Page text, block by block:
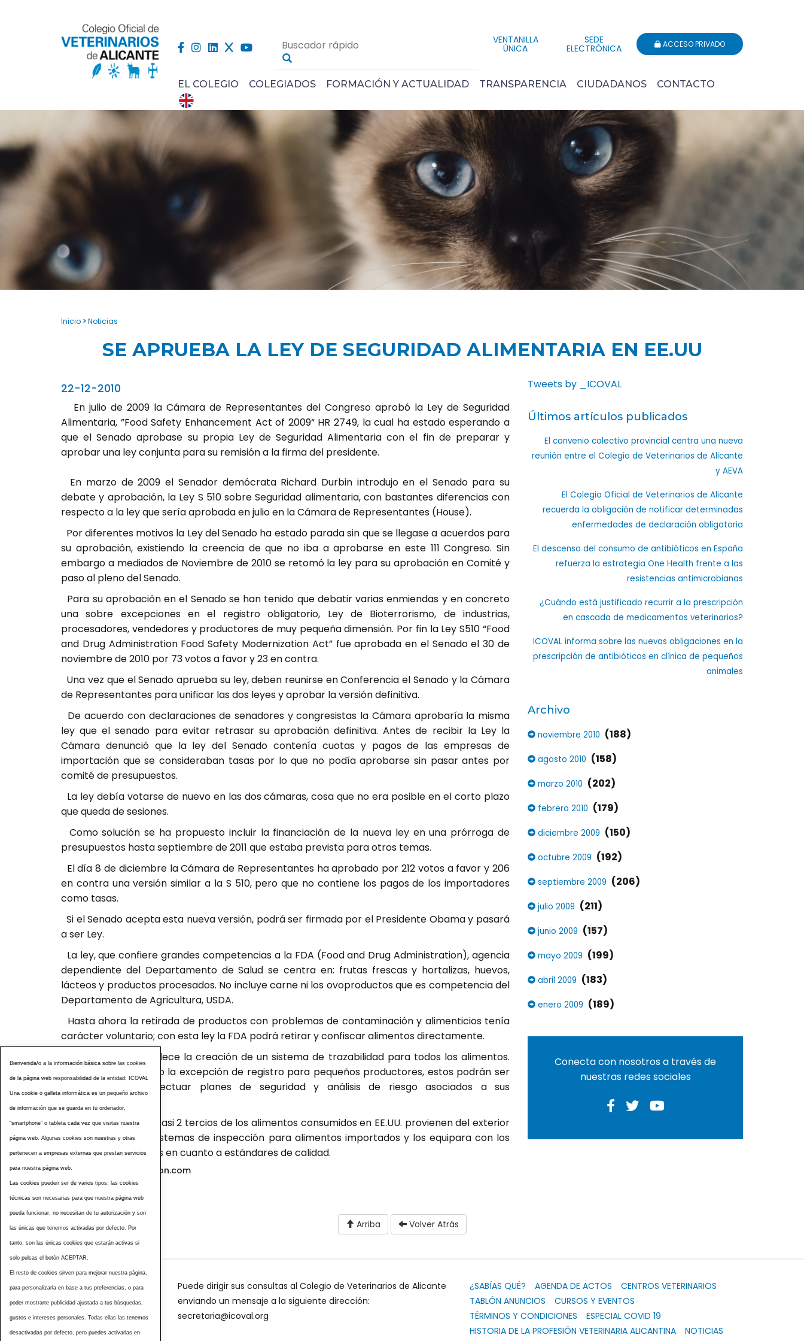
VENTANILLA
ÚNICA
SEDE
ELECTRÓNICA ACCESO PRIVADO
EL COLEGIO COLEGIADOS FORMACIÓN Y ACTUALIDAD TRANSPARENCIA CIUDADANOS CONTACTO
Inicio > Noticias
SE APRUEBA LA LEY DE SEGURIDAD ALIMENTARIA EN EE.UU
22-12-2010
En julio de 2009 la Cámara de Representantes del Congreso aprobó la Ley de Seguridad
Alimentaria, ”Food Safety Enhancement Act of 2009“ HR 2749, la cual ha estado esperando a
que el Senado aprobase su propia Ley de Seguridad Alimentaria con el fin de preparar y
aprobar una ley conjunta para su remisión a la firma del presidente.
En marzo de 2009 el Senador demócrata Richard Durbin introdujo en el Senado para su
debate y aprobación, la Ley S 510 sobre Seguridad alimentaria, con bastantes diferencias con
respecto a la ley que sería aprobada en julio en la Cámara de Representantes (House).
Por diferentes motivos la Ley del Senado ha estado parada sin que se llegase a acuerdos para
su aprobación, existiendo la creencia de que no iba a aprobarse en este 111 Congreso. Sin
embargo a mediados de Noviembre de 2010 se retomó la ley para su aprobación en Comité y
paso al pleno del Senado.
Para su aprobación en el Senado se han tenido que debatir varias enmiendas y en concreto
una sobre excepciones en el registro obligatorio, Ley de Bioterrorismo, de industrias,
procesadores, vendedores y productores de muy pequeña dimensión. Por fin la Ley S510 “Food
and Drug Administration Food Safety Modernization Act” fue aprobada en el Senado el 30 de
noviembre de 2010 por 73 votos a favor y 23 en contra.
Una vez que el Senado aprueba su ley, deben reunirse en Conferencia el Senado y la Cámara
de Representantes para unificar las dos leyes y aprobar la versión definitiva.
De acuerdo con declaraciones de senadores y congresistas la Cámara aprobaría la misma
ley que el senado para evitar retrasar su aprobación definitiva. Antes de recibir la Ley la
Cámara denunció que la ley del Senado contenía cuotas y pagos de las empresas de
importación que se consideraban tasas por lo que no podía aprobarse sin pasar antes por
comité de presupuestos.
La ley debía votarse de nuevo en las dos cámaras, cosa que no era posible en el corto plazo
que queda de sesiones.
Como solución se ha propuesto incluir la financiación de la nueva ley en una prórroga de
presupuestos hasta septiembre de 2011 que estaba prevista para otros temas.
El día 8 de diciembre la Cámara de Representantes ha aprobado por 212 votos a favor y 206
en contra una versión similar a la S 510, pero que no contiene los pagos de los importadores
como tasas.
Si el Senado acepta esta nueva versión, podrá ser firmada por el Presidente Obama y pasará
a ser Ley.
La ley, que confiere grandes competencias a la FDA (Food and Drug Administration), agencia
dependiente del Departamento de Salud se centra en: frutas frescas y hortalizas, huevos,
lácteos y productos procesados. No incluye carne ni los ovoproductos que es competencia del
Departamento de Agricultura, USDA.
Hasta ahora la retirada de productos con problemas de contaminación y alimenticios tenía
carácter voluntario; con esta ley la FDA podrá retirar y confiscar alimentos directamente.
La nueva ley establece la creación de un sistema de trazabilidad para todos los alimentos.
Aunque se ha incluido la excepción de registro para pequeños productores, estos podrán ser
requeridos para efectuar planes de seguridad y análisis de riesgo asociados a sus
Considerando que casi 2 tercios de los alimentos consumidos en EE.UU. provienen del exterior
la Ley refuerza los sistemas de inspección para alimentos importados y los equipara con los
productos nacionales en cuanto a estándares de calidad.
Fuente: agroinformacion.com
Tweets by _ICOVAL
Últimos artículos publicados
El convenio colectivo provincial centra una nueva
reunión entre el Colegio de Veterinarios de Alicante
y AEVA
El Colegio Oficial de Veterinarios de Alicante
recuerda la obligación de notificar determinadas
enfermedades de declaración obligatoria
El descenso del consumo de antibióticos en España
refuerza la estrategia One Health frente a las
resistencias antimicrobianas
¿Cuándo está justificado recurrir a la prescripción
en cascada de medicamentos veterinarios?
ICOVAL informa sobre las nuevas obligaciones en la
prescripción de antibióticos en clínica de pequeños
animales
Archivo
noviembre 2010 (188)
agosto 2010 (158)
marzo 2010 (202)
febrero 2010 (179)
diciembre 2009 (150)
octubre 2009 (192)
septiembre 2009 (206)
julio 2009 (211)
junio 2009 (157)
mayo 2009 (199)
abril 2009 (183)
enero 2009 (189)
Conecta con nosotros a través de
nuestras redes sociales
Etiquetas
Arriba Volver Atrás
Puede dirigir sus consultas al Colegio de Veterinarios de Alicante
enviando un mensaje a la siguiente dirección:
secretaria@icoval.org
¿SABÍAS QUÉ? AGENDA DE ACTOS
CENTROS VETERINARIOS
TABLÓN ANUNCIOS
CURSOS Y EVENTOS
TÉRMINOS Y CONDICIONES
ESPECIAL COVID 19
HISTORIA DE LA PROFESIÓN VETERINARIA ALICANTINA
NOTICIAS
Bienvenida/o a la información básica sobre las cookies
de la página web responsabilidad de la entidad: ICOVAL
Una cookie o galleta informática es un pequeño archivo
de información que se guarda en tu ordenador,
“smartphone” o tableta cada vez que visitas nuestra
página web. Algunas cookies son nuestras y otras
pertenecen a empresas externas que prestan servicios
para nuestra página web.
Las cookies pueden ser de varios tipos: las cookies
técnicas son necesarias para que nuestra página web
pueda funcionar, no necesitan de tu autorización y son
las únicas que tenemos activadas por defecto. Por
tanto, son las únicas cookies que estarán activas si
solo pulsas el botón ACEPTAR.
El resto de cookies sirven para mejorar nuestra página,
para personalizarla en base a tus preferencias, o para
poder mostrarte publicidad ajustada a tus búsquedas,
gustos e intereses personales. Todas ellas las tenemos
desactivadas por defecto, pero puedes activarlas en